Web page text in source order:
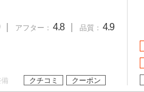
アフター： 4.8 品質： 4.9
クチコミ クーポン